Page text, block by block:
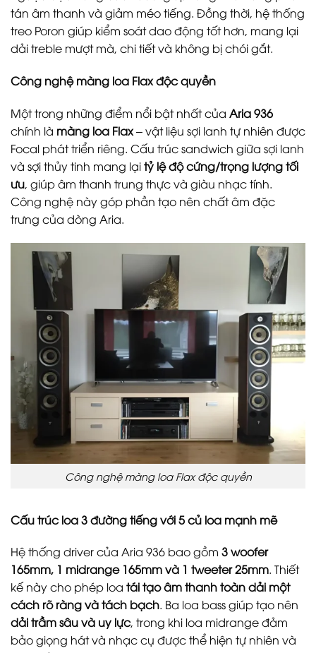
tán âm thanh và giảm méo tiếng. Đồng thời, hệ thống
treo Poron giúp kiểm soát dao động tốt hơn, mang lại
dải treble mượt mà, chi tiết và không bị chói gắt.
Công nghệ màng loa Flax độc quyền
Một trong những điểm nổi bật nhất của Aria 936
chính là màng loa Flax– vật liệu sợi lanh tự nhiên được
Focal phát triển riêng. Cấu trúc sandwich giữa sợi lanh
và sợi thủy tinh mang lạitỷ lệ độ cứng/trọng lượng tối
ưu, giúp âm thanh trung thực và giàu nhạc tính.
Công nghệ này góp phần tạo nên chất âm đặc
trưng của dòng Aria.
Công nghệ màng loa Flax độc quyền
Cấu trúc loa 3 đường tiếng với 5 củ loa mạnh mẽ
Hệ thống driver của Aria 936 bao gồm 3 woofer
165mm, 1 midrange 165mm và 1 tweeter 25mm. Thiết
kế này cho phép loa tái tạo âm thanh toàn dải một
cách rõ ràng và tách bạch. Ba loa bass giúp tạo nên
dải trầm sâu và uy lực, trong khi loa midrange đảm
bảo giọng hát và nhạc cụ được thể hiện tự nhiên và